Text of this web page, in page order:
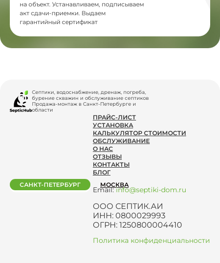
на объект. Устанавливаем, подписываем
акт сдачи-приемки. Выдаем
гарантийный сертификат
Септики, водоснабжение, дренаж, погреба,
бурение скважин и обслуживание септиков
Продажа-монтаж в Санкт-Петербурге и
области
ПРАЙС-ЛИСТ
УСТАНОВКА
КАЛЬКУЛЯТОР СТОИМОСТИ
ОБСЛУЖИВАНИЕ
О НАС
ОТЗЫВЫ
КОНТАКТЫ
БЛОГ
Email:info@septiki-dom.ru
ООО СЕПТИК.АИ
ИНН: 0800029993
ОГРН: 1250800004410
Политика конфиденциальности
САНКТ-ПЕТЕРБУРГ МОСКВА